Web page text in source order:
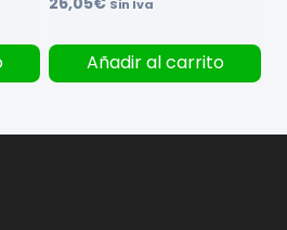
Sin Iva
Añadir al carrito